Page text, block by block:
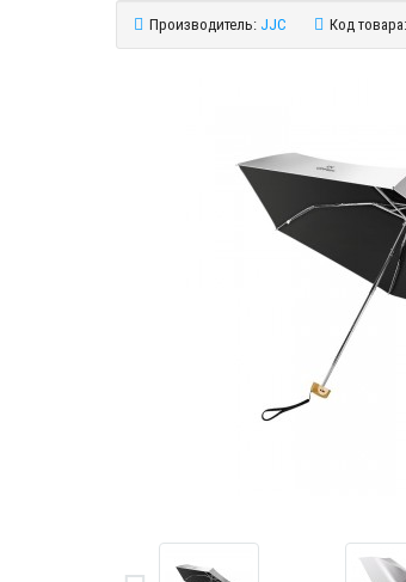
Производитель: JJC Код товара: